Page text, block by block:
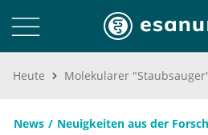
Heute Molekularer
News Neuigkeiten aus der